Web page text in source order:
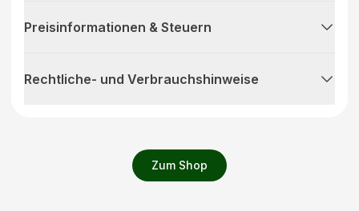
Zum Shop
Preisinformationen & Steuern
Rechtliche- und Verbrauchshinweise